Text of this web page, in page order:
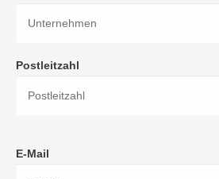
Postleitzahl
E-Mail